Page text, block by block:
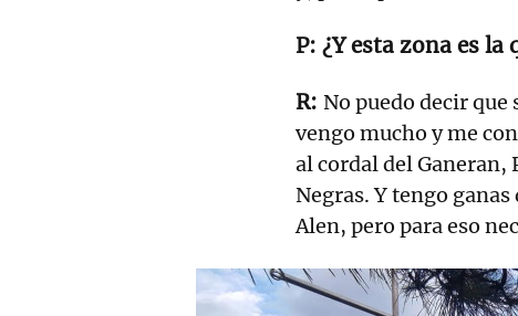
¿Y esta zona es la
No puedo decir que
vengo mucho y me
al cordal del Ganeran,
Negras. Y tengo
Alen, pero para eso